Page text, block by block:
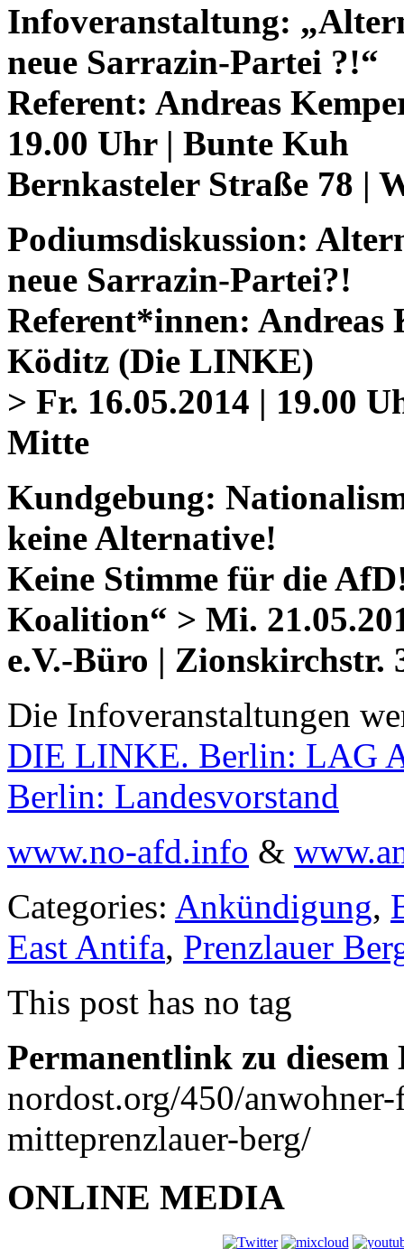
Infoveranstaltung:
neue Sarrazin-Partei ?!“
Referent: Andreas
19.00 Uhr | Bunte Kuh
Bernkasteler Straße 78 |
Podiumsdiskussion:
neue Sarrazin-Partei?!
Referent*innen:
Köditz (Die LINKE)
> Fr. 16.05.2014 | 19.00
Mitte
Kundgebung:
keine Alternative!
Keine Stimme für die
Koalition“ > Mi.
e.V.-Büro | Zionskirchstr.
Die Infoveranstaltungen
DIE LINKE. Berlin: LAG
Berlin: Landesvorstand
www.no-afd.info &
Categories: Ankündigung,
East Antifa, Prenzlauer
This post has no tag
Permanentlink zu
nordost.org/450/
mitteprenzlauer-berg/
ONLINE MEDIA